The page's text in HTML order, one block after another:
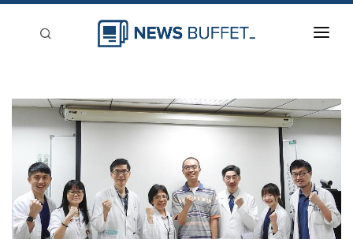
新聞稿分類
登入